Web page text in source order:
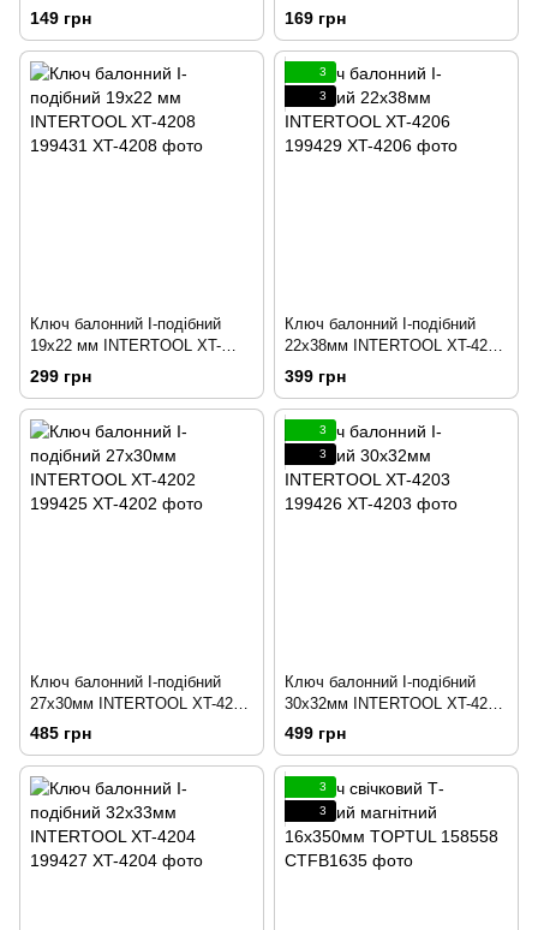
4219 157638
149 грн
4221 157637
169 грн
Ключ балонний I-подібний
19х22 мм INTERTOOL XT-
4208 199431
299 грн
3
3
Ключ балонний I-подібний
22x38мм INTERTOOL XT-4206
199429
399 грн
Ключ балонний I-подібний
27х30мм INTERTOOL XT-4202
199425
485 грн
3
3
Ключ балонний I-подібний
30х32мм INTERTOOL XT-4203
199426
499 грн
3
3